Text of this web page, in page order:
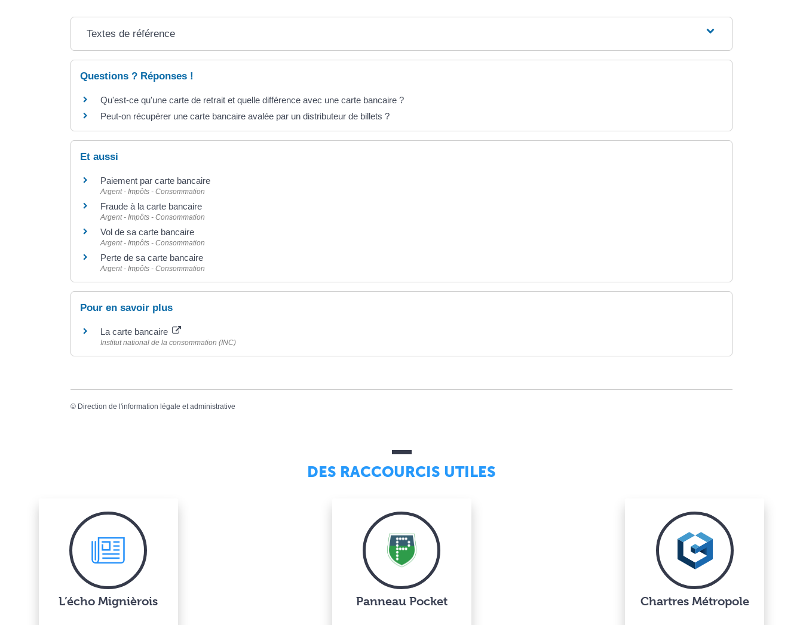
Textes de référence
Questions ? Réponses !
Qu'est-ce qu'une carte de retrait et quelle différence avec une carte bancaire ?
Peut-on récupérer une carte bancaire avalée par un distributeur de billets ?
Et aussi
Paiement par carte bancaire
Argent - Impôts - Consommation
Fraude à la carte bancaire
Argent - Impôts - Consommation
Vol de sa carte bancaire
Argent - Impôts - Consommation
Perte de sa carte bancaire
Argent - Impôts - Consommation
Pour en savoir plus
La carte bancaire
Institut national de la consommation (INC)
© Direction de l'information légale et administrative
DES RACCOURCIS UTILES
L’écho Mignièrois Panneau Pocket Chartres Métropole